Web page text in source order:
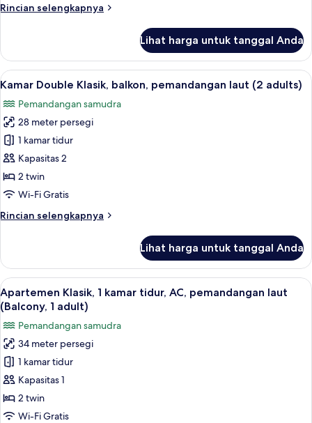
laut
Rincian selengkapnya
Rincian
Kamar
Double
Klasik,
pemandangan
laut
(1
adult)
Lihat harga untuk tanggal Anda
Lihat
semua
foto
untuk
Kamar
Double
Klasik,
balkon,
laut
Brankas, Wi-Fi gratis, dan seprai linen
13
Kamar Double Klasik, balkon, pemandangan laut (2 adults)
Pemandangan samudra
28 meter persegi
1 kamar tidur
Kapasitas 2
2 twin
Wi-Fi Gratis
Rincian selengkapnya
Rincian
Kamar
Double
Klasik,
balkon,
pemandangan
laut
(2
adults)
Lihat harga untuk tanggal Anda
Lihat
semua
foto
untuk
Apartemen
Klasik,
1
kamar
tidur,
Brankas, Wi-Fi gratis, dan seprai linen
14
Apartemen Klasik, 1 kamar tidur, AC, pemandangan laut
(Balcony, 1 adult)
Pemandangan samudra
34 meter persegi
1 kamar tidur
Kapasitas 1
2 twin
Wi-Fi Gratis